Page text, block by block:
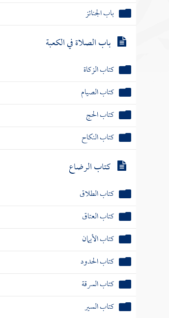
باب الجنائز
باب الصلاة في الكعبة
كتاب الزكاة
كتاب الصيام
كتاب الحج
كتاب النكاح
كتاب الرضاع
كتاب الطلاق
كتاب العتاق
كتاب الأيمان
كتاب الحدود
كتاب السرقة
كتاب السير